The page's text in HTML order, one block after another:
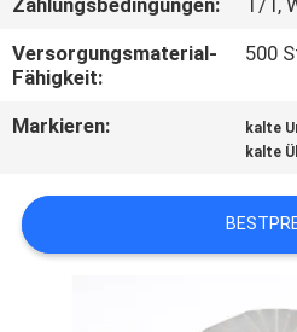
MIT
UNS
NACHRICHTEN
Zahlungsbedingungen:
T/T,
Versorgungsmaterial-
Fähigkeit:
500
Markieren: kalte
kalte